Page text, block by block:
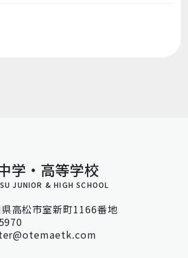
学・高等学校
JUNIOR & HIGH SCHOOL
高松市室新町1166番地